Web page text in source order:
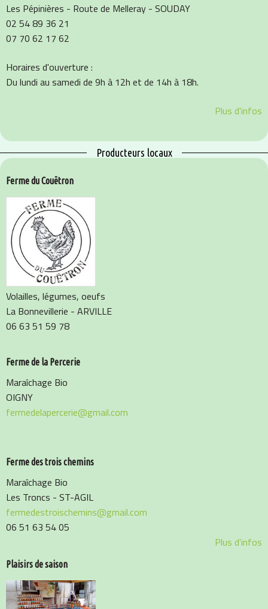
Les Pépinières - Route de Melleray - SOUDAY
02 54 89 36 21
07 70 62 17 62
Horaires d'ouverture :
Du lundi au samedi de 9h à 12h et de 14h à 18h.
Plus d'infos
Producteurs locaux
Ferme du Couëtron
Volailles, légumes, oeufs
La Bonnevillerie - ARVILLE
06 63 51 59 78
Ferme de la Percerie
Maraîchage Bio
OIGNY
fermedelapercerie@gmail.com
Ferme des trois chemins
Maraîchage Bio
Les Troncs - ST-AGIL
fermedestroischemins@gmail.com
06 51 63 54 05
Plus d'infos
Plaisirs de saison